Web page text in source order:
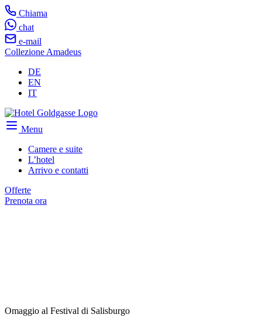
Chiama
chat
e-mail
Collezione Amadeus
DE
EN
IT
Menu
Camere e suite
L’hotel
Arrivo e contatti
Offerte
Prenota ora
Omaggio al Festival di Salisburgo